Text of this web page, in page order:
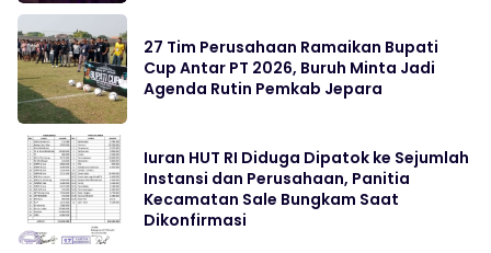
27 Tim Perusahaan Ramaikan Bupati
Cup Antar PT 2026, Buruh Minta Jadi
Agenda Rutin Pemkab Jepara
Iuran HUT RI Diduga Dipatok ke Sejumlah
Instansi dan Perusahaan, Panitia
Kecamatan Sale Bungkam Saat
Dikonfirmasi